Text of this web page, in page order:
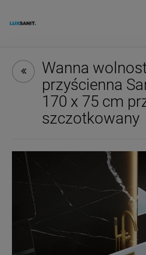
Wanna
przyścienna
170 x 75 cm
szczotkowany